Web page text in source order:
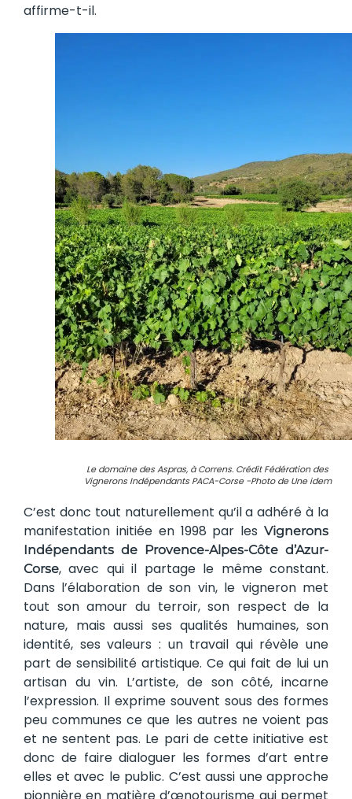
affirme-t-il.
Le domaine des Aspras, à Correns. Crédit Fédération des
Vignerons Indépendants PACA-Corse -Photo de Une idem
C’est donc tout naturellement qu’il a adhéré à la
manifestation initiée en 1998 par les Vignerons
Indépendants de Provence-Alpes-Côte d’Azur-
Corse, avec qui il partage le même constant.
Dans l’élaboration de son vin, le vigneron met
tout son amour du terroir, son respect de la
nature, mais aussi ses qualités humaines, son
identité, ses valeurs : un travail qui révèle une
part de sensibilité artistique. Ce qui fait de lui un
artisan du vin. L’artiste, de son côté, incarne
l’expression. Il exprime souvent sous des formes
peu communes ce que les autres ne voient pas
et ne sentent pas. Le pari de cette initiative est
donc de faire dialoguer les formes d’art entre
elles et avec le public. C’est aussi une approche